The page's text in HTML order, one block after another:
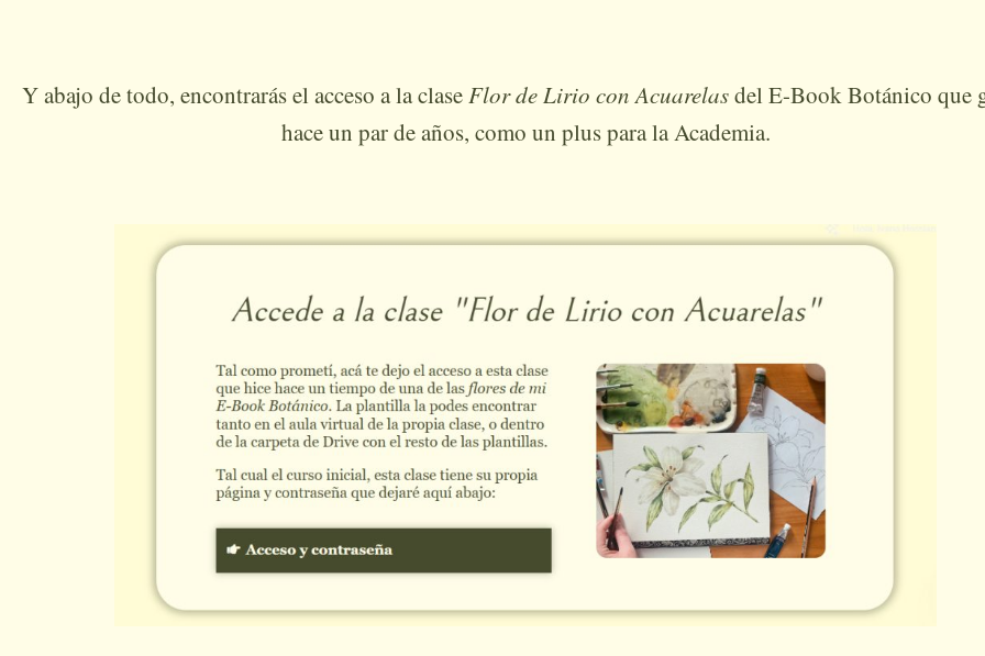
Y abajo de todo, encontrarás el acceso a la claseFlor de Lirio con Acuarelasdel E-Book Botánico que
hace un par de años, como un plus para la Academia.